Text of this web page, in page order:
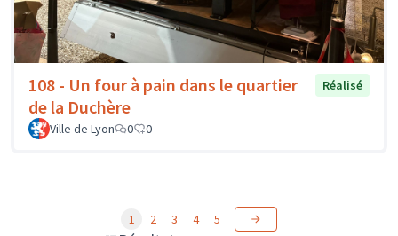
108 - Un four à pain dans le quartier
de la Duchère
Réalisé
Ville de Lyon 0 0
1 2 3 4 5